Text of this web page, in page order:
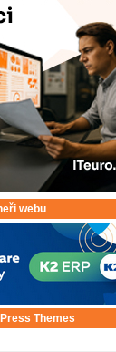
webu
Themes